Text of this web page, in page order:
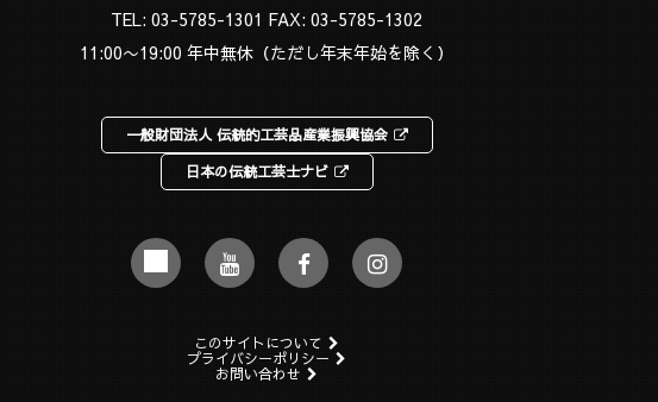
TEL: 03-5785-1301 FAX: 03-5785-1302
11:00〜19:00 年中無休（ただし年末年始を除く）
一般財団法人 伝統的工芸品産業振興協会
日本の伝統工芸士ナビ
このサイトについて
プライバシーポリシー
お問い合わせ